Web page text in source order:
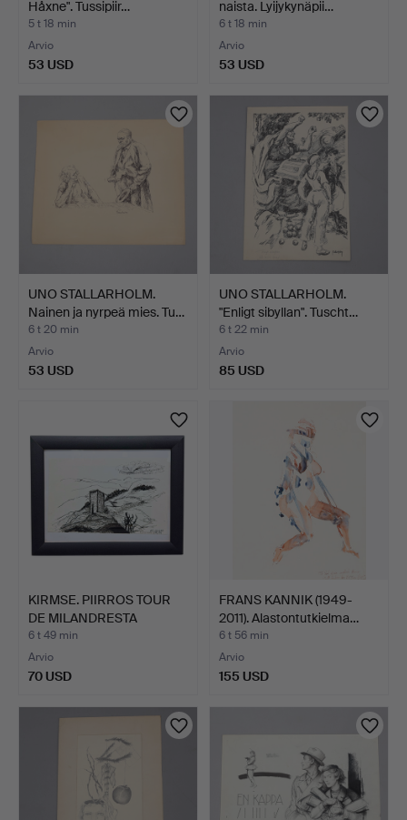
Håxne". Tussipiir…
5 t 18 min
Arvio
53 USD
naista. Lyijykynäpii…
6 t 18 min
Arvio
53 USD
UNO STALLARHOLM.
Nainen ja nyrpeä mies. Tu…
6 t 20 min
Arvio
53 USD
UNO STALLARHOLM.
"Enligt sibyllan". Tuscht…
6 t 22 min
Arvio
85 USD
KIRMSE. PIIRROS TOUR
DE MILANDRESTA
BONCOU…
6 t 49 min
Arvio
70 USD
FRANS KANNIK (1949-
2011). Alastontutkielma…
6 t 56 min
Arvio
155 USD